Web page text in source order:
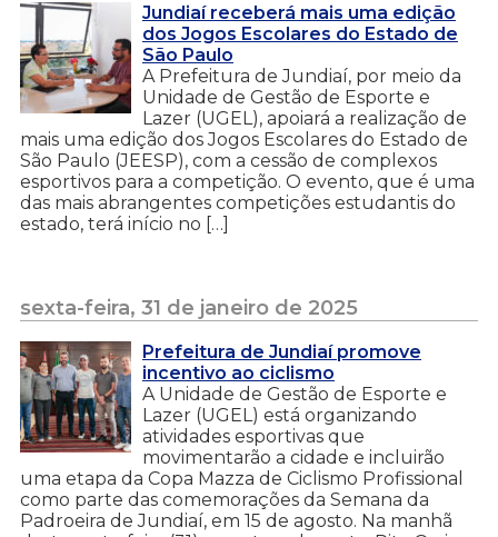
Jundiaí receberá mais uma edição
dos Jogos Escolares do Estado de
São Paulo
A Prefeitura de Jundiaí, por meio da
Unidade de Gestão de Esporte e
Lazer (UGEL), apoiará a realização de
mais uma edição dos Jogos Escolares do Estado de
São Paulo (JEESP), com a cessão de complexos
esportivos para a competição. O evento, que é uma
das mais abrangentes competições estudantis do
estado, terá início no […]
sexta-feira, 31 de janeiro de 2025
Prefeitura de Jundiaí promove
incentivo ao ciclismo
A Unidade de Gestão de Esporte e
Lazer (UGEL) está organizando
atividades esportivas que
movimentarão a cidade e incluirão
uma etapa da Copa Mazza de Ciclismo Profissional
como parte das comemorações da Semana da
Padroeira de Jundiaí, em 15 de agosto. Na manhã